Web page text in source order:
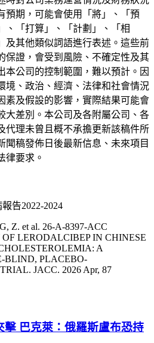
預期，可能會使用
「 將 」 、 「 預
、 「 打算 」 、 「 計劃 」 、 「 相
及其他類似詞語進行表述。這些前
保證，會受到風險、不確定性及其
本公司的控制範圍，難以預計。因
境、政治、經濟、法律和社會情況
素及假設的影響，實際結果可能會
大差別。本公司及各附屬公司、各
代理未曾且概不承擔更新該稿件所
聞稿發佈日後最新信息、未來項目
律要求。
報告2022-2024
Z. et al. 26-A-8397-ACC
LERODALCIBEP IN CHINESE
A
BLIND, PLACEBO-
JACC. 2026 Apr, 87
巴克萊：俄羅斯盧布恐持